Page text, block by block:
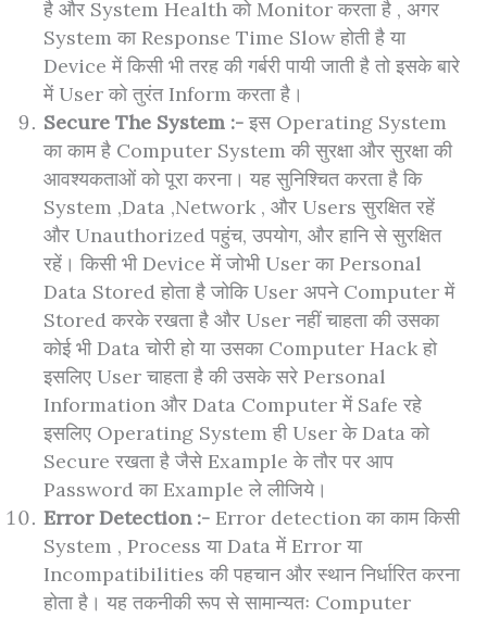
है और System Health को Monitor करता है , अगर
System का Response Time Slow होती है या
Device में किसी भी तरह की गर्बरी पायी जाती है तो इसके बारे
में User को तुरंत Inform करता है।
Secure The System :-इस Operating System
का काम है Computer System की सुरक्षा और सुरक्षा की
आवश्यकताओं को पूरा करना। यह सुनिश्चित करता है कि
System ,Data ,Network , और Users सुरक्षित रहें
और Unauthorized पहुंच, उपयोग, और हानि से सुरक्षित
रहें। किसी भी Device में जोभी User का Personal
Data Stored होता है जोकि User अपने Computer में
Stored करके रखता है और User नहीं चाहता की उसका
कोई भी Data चोरी हो या उसका Computer Hack हो
इसलिए User चाहता है की उसके सरे Personal
Information और Data Computer में Safe रहे
इसलिए Operating System ही User के Data को
Secure रखता है जैसे Example के तौर पर आप
Password का Example ले लीजिये।
Error Detection :- Error detection का काम किसी
System , Process या Data में Error या
Incompatibilities की पहचान और स्थान निर्धारित करना
होता है। यह तकनीकी रूप से सामान्यतः Computer